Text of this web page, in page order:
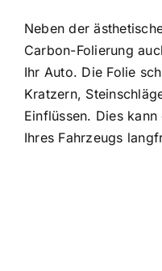
Neben der
Carbon-Folierung
Ihr Auto. Die Folie
Kratzern,
Einflüssen. Dies
Ihres Fahrzeugs